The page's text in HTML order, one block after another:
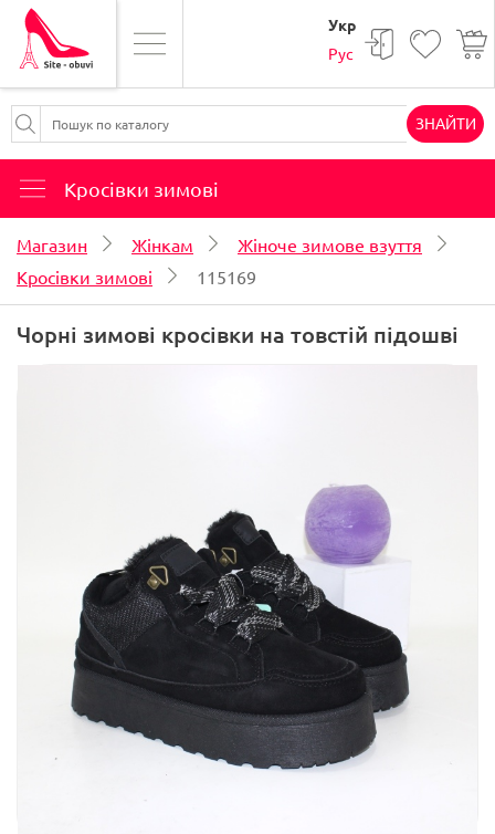
Укр
Рус
ЗНАЙТИ
Кросівки зимові
Магазин Жінкам
Жіноче зимове взуття
Кросівки зимові
115169
Чорні зимові кросівки на товстій підошві